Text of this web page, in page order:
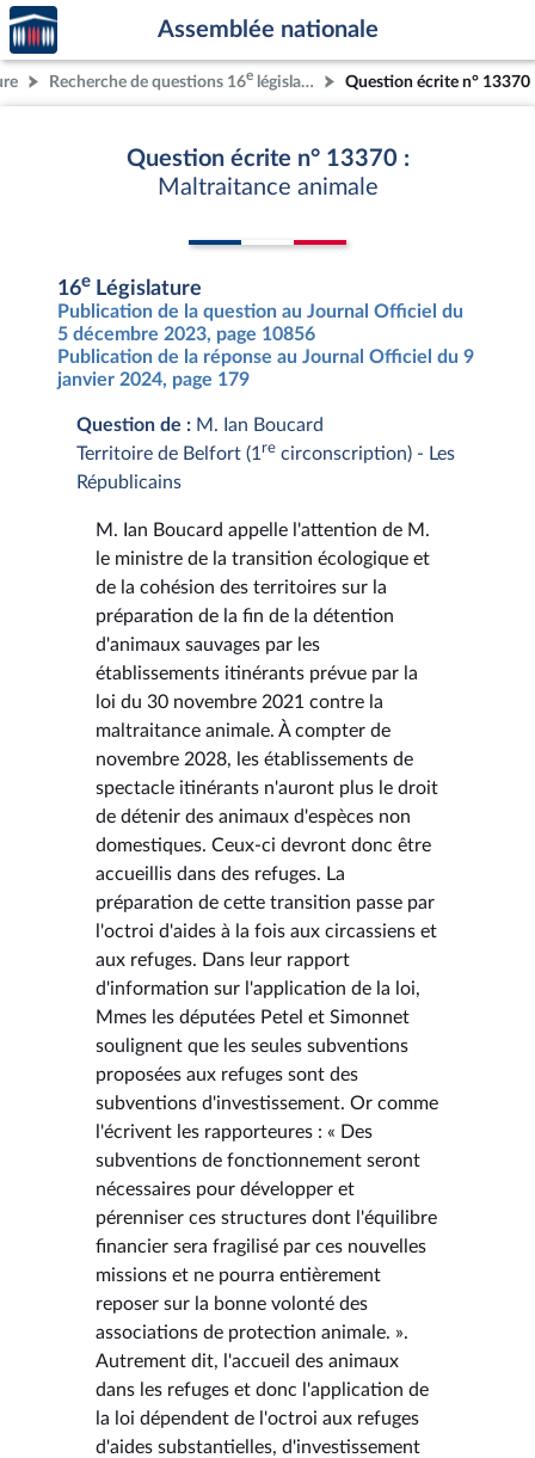
Aller au contenu
Aller en bas de la page
Accèder
à la
page
d'accueil
Assemblée nationale
Recherche de questions 16e législature Question écrite n° 13370
Question écrite n° 13370 :
Maltraitance animale
16e Législature
Publication de la question au Journal Officiel du
5 décembre 2023, page 10856
Publication de la réponse au Journal Officiel du 9
janvier 2024, page 179
Question de : M. Ian Boucard
Territoire de Belfort (1 re circonscription) - Les
Républicains
M. Ian Boucard appelle l'attention de M.
le ministre de la transition écologique et
de la cohésion des territoires sur la
préparation de la fin de la détention
d'animaux sauvages par les
établissements itinérants prévue par la
loi du 30 novembre 2021 contre la
maltraitance animale. À compter de
novembre 2028, les établissements de
spectacle itinérants n'auront plus le droit
de détenir des animaux d'espèces non
domestiques. Ceux-ci devront donc être
accueillis dans des refuges. La
préparation de cette transition passe par
l'octroi d'aides à la fois aux circassiens et
aux refuges. Dans leur rapport
d'information sur l'application de la loi,
Mmes les députées Petel et Simonnet
soulignent que les seules subventions
proposées aux refuges sont des
subventions d'investissement. Or comme
l'écrivent les rapporteures : « Des
subventions de fonctionnement seront
nécessaires pour développer et
pérenniser ces structures dont l'équilibre
financier sera fragilisé par ces nouvelles
missions et ne pourra entièrement
reposer sur la bonne volonté des
associations de protection animale. ».
Autrement dit, l'accueil des animaux
dans les refuges et donc l'application de
la loi dépendent de l'octroi aux refuges
d'aides substantielles, d'investissement